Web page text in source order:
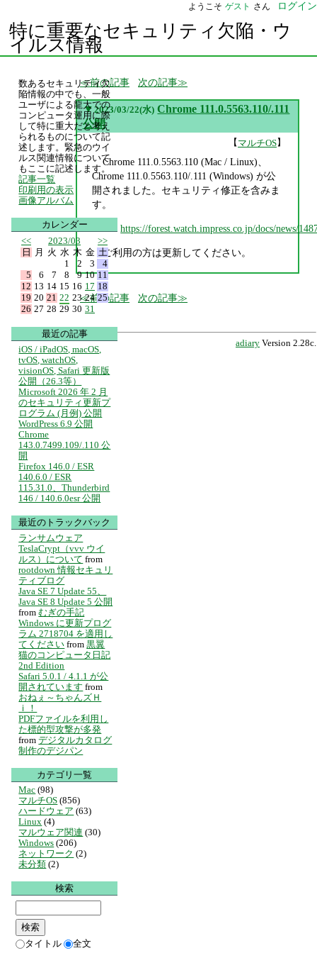
ようこそ ゲスト さん ログイン
特に重要なセキュリティ欠陥・ウ
イルス情報
前の記事 次の記事
▼ 2023/03/22(水) Chrome 111.0.5563.110/.111
公開
【マルチOS】
Chrome 111.0.5563.110 (Mac / Linux)、
Chrome 111.0.5563.110/.111 (Windows) が公
開されました。セキュリティ修正を含みま
す。
https://forest.watch.impress.co.jp/docs/news/
ご利用の方は更新してください。
前の記事 次の記事
adiary Version 2.28c.
数あるセキュリティ欠
陥情報の中でも、一般
ユーザによる龍大での
コンピュータ運用に際
して特に重大だと考え
られるものについて記
述します。緊急のウイ
ルス関連情報について
もここに記述します。
記事一覧
印刷用の表示
画像アルバム
カレンダー
<<
2023/03
>>
日
月 火 水 木 金 土
1
2 3
4
5
6 7 8 9 10 11
12 13 14 15 16 17 18
19 20 21 22 23 24 25
26 27 28 29 30 31
最近の記事
iOS / iPadOS, macOS,
tvOS, watchOS,
visionOS, Safari 更新版
公開（26.3等）
Microsoft 2026 年 2 月
のセキュリティ更新プ
ログラム (月例) 公開
WordPress 6.9 公開
Chrome
143.0.7499.109/.110 公
開
Firefox 146.0 / ESR
140.6.0 / ESR
115.31.0、Thunderbird
146 / 140.6.0esr 公開
最近のトラックバック
ランサムウェア
TeslaCrypt（vvv ウイ
ルス）について from
rootdown 情報セキュリ
ティブログ
Java SE 7 Update 55、
Java SE 8 Update 5 公開
from むぎの手記
Windows に更新プログ
ラム 2718704 を適用し
てください from 黒翼
猫のコンピュータ日記
2nd Edition
Safari 5.0.1 / 4.1.1 が公
開されています from
おねぇ～ちゃんズＨ
ｉ！
PDFファイルを利用し
た標的型攻撃が多発
from デジタルカタログ
制作のデジパン
カテゴリ一覧
Mac (98)
マルチOS (856)
ハードウェア (63)
Linux (4)
マルウェア関連 (30)
Windows (206)
ネットワーク (2)
未分類 (2)
検索
タイトル 全文